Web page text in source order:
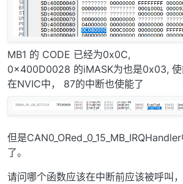
MB1 的 CODE 已经为0x0C,
0x400D0028 的iMASK为也是0x03, 使
在NVIC中， 87的中断也使能了
但是
了。
请问哪个函数应该在中断前应该被呼叫